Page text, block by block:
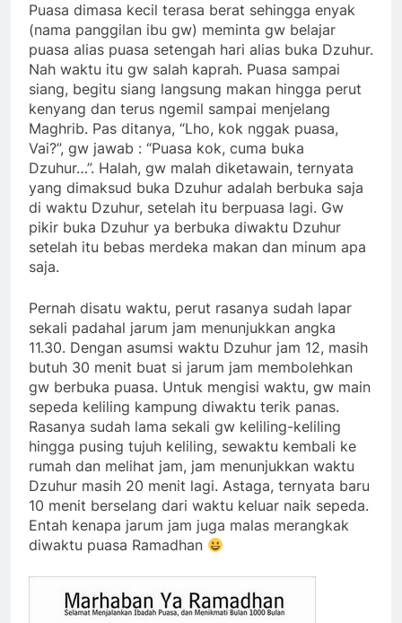
Puasa dimasa kecil terasa berat sehingga enyak
(nama panggilan ibu gw) meminta gw belajar
puasa alias puasa setengah hari alias buka Dzuhur.
Nah waktu itu gw salah kaprah. Puasa sampai
siang, begitu siang langsung makan hingga perut
kenyang dan terus ngemil sampai menjelang
Maghrib. Pas ditanya, “Lho, kok nggak puasa,
Vai?”, gw jawab : “Puasa kok, cuma buka
Dzuhur…”. Halah, gw malah diketawain, ternyata
yang dimaksud buka Dzuhur adalah berbuka saja
di waktu Dzuhur, setelah itu berpuasa lagi. Gw
pikir buka Dzuhur ya berbuka diwaktu Dzuhur
setelah itu bebas merdeka makan dan minum apa
saja.
Pernah disatu waktu, perut rasanya sudah lapar
sekali padahal jarum jam menunjukkan angka
11.30. Dengan asumsi waktu Dzuhur jam 12, masih
butuh 30 menit buat si jarum jam membolehkan
gw berbuka puasa. Untuk mengisi waktu, gw main
sepeda keliling kampung diwaktu terik panas.
Rasanya sudah lama sekali gw keliling-keliling
hingga pusing tujuh keliling, sewaktu kembali ke
rumah dan melihat jam, jam menunjukkan waktu
Dzuhur masih 20 menit lagi. Astaga, ternyata baru
10 menit berselang dari waktu keluar naik sepeda.
Entah kenapa jarum jam juga malas merangkak
diwaktu puasa Ramadhan